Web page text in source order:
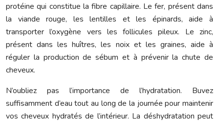
protéine qui constitue la fibre capillaire. Le fer, présent dans
la viande rouge, les lentilles et les épinards, aide à
transporter l’oxygène vers les follicules pileux. Le zinc,
présent dans les huîtres, les noix et les graines, aide à
réguler la production de sébum et à prévenir la chute de
cheveux.
N’oubliez pas l’importance de l’hydratation. Buvez
suffisamment d’eau tout au long de la journée pour maintenir
vos cheveux hydratés de l’intérieur. La déshydratation peut